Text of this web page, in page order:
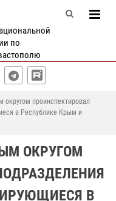
по
проинспектировал
в Республике Крым и
ОКРУГОМ
В